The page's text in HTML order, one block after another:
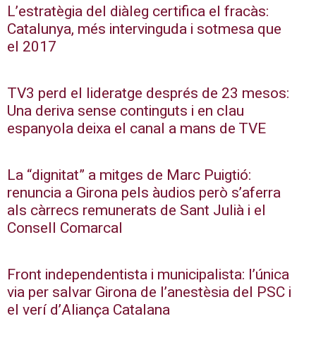
L’estratègia del diàleg certifica el fracàs:
Catalunya, més intervinguda i sotmesa que
el 2017
TV3 perd el lideratge després de 23 mesos:
Una deriva sense continguts i en clau
espanyola deixa el canal a mans de TVE
La “dignitat” a mitges de Marc Puigtió:
renuncia a Girona pels àudios però s’aferra
als càrrecs remunerats de Sant Julià i el
Consell Comarcal
Front independentista i municipalista: l’única
via per salvar Girona de l’anestèsia del PSC i
el verí d’Aliança Catalana